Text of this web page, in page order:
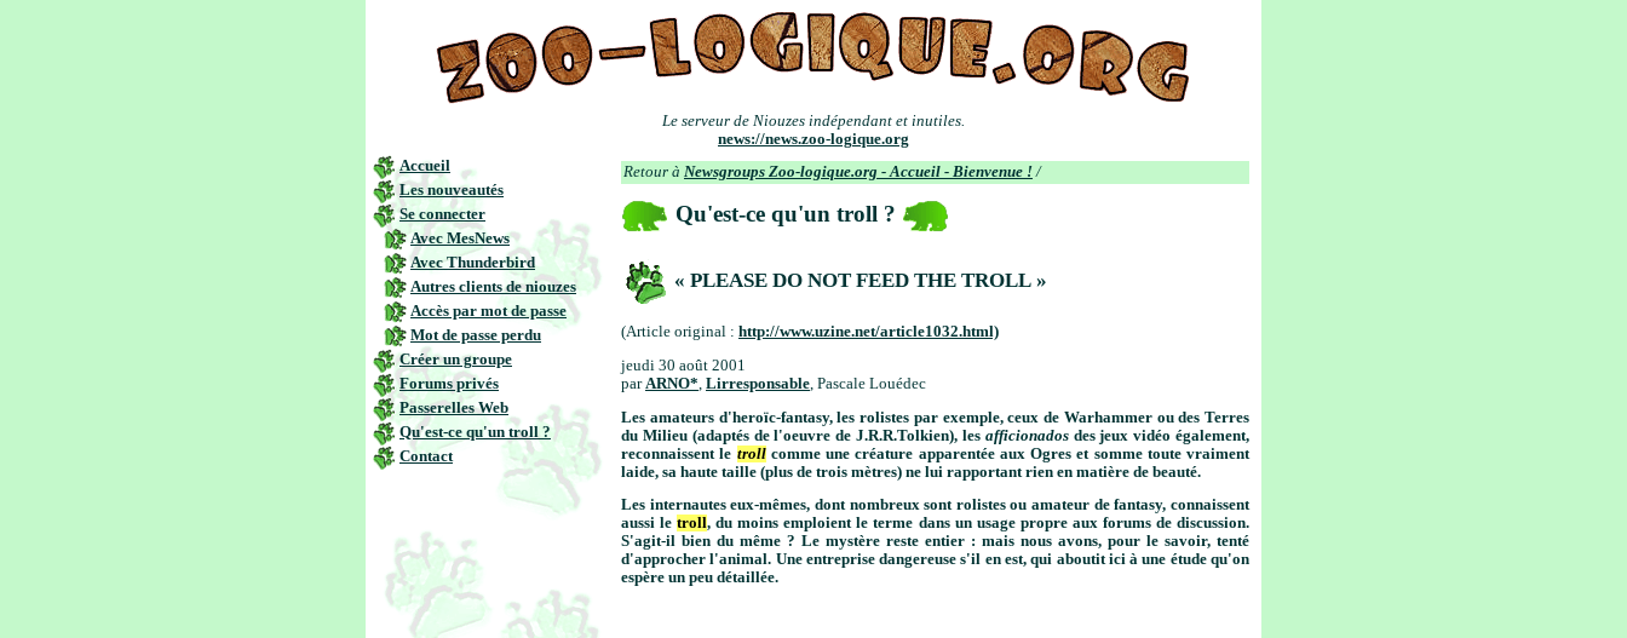
Le serveur de Niouzes indépendant et inutiles.
news://news.zoo-logique.org
Accueil
Les nouveautés
Se connecter
Avec MesNews
Avec Thunderbird
Autres clients de niouzes
Accès par mot de passe
Mot de passe perdu
Créer un groupe
Forums privés
Passerelles Web
Qu'est-ce qu'un troll ?
Contact
Retour à Newsgroups Zoo-logique.org - Accueil - Bienvenue !/
Qu'est-ce qu'un troll ?
« PLEASE DO NOT FEED THE TROLL »
(Article original : http://www.uzine.net/article1032.html)
jeudi 30 août 2001
parARNO*, Lirresponsable, Pascale Louédec
Les amateurs d'heroïc-fantasy, les rolistes par exemple, ceux de Warhammer ou des Terres
du Milieu (adaptés de l'oeuvre de J.R.R.Tolkien), les afficionadosdes jeux vidéo également,
reconnaissent le trollcomme une créature apparentée aux Ogres et somme toute vraiment
laide, sa haute taille (plus de trois mètres) ne lui rapportant rien en matière de beauté.
Les internautes eux-mêmes, dont nombreux sont rolistes ou amateur de fantasy, connaissent
aussi letroll, du moins emploient le terme dans un usage propre aux forums de discussion.
S'agit-il bien du même ? Le mystère reste entier : mais nous avons, pour le savoir, tenté
d'approcher l'animal. Une entreprise dangereuse s'il en est, qui aboutit ici à une étude qu'on
espère un peu détaillée.